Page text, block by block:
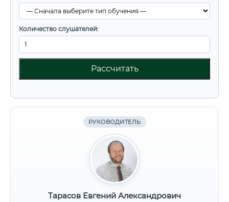
Количество слушателей:
Рассчитать
РУКОВОДИТЕЛЬ
Тарасов Евгений Александрович